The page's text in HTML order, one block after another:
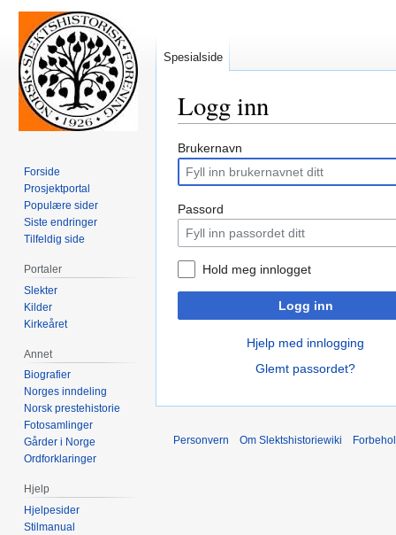
Logg inn
Hopp
navigering
Hopp
søk
Brukernavn
Passord
Hold meg innlogget
Logg inn
Hjelp med innlogging
Glemt passordet?
Spesialside
Forside
Prosjektportal
Populære sider
Siste endringer
Tilfeldig side
Portaler
Slekter
Kilder
Kirkeåret
Annet
Biografier
Norges inndeling
Norsk prestehistorie
Fotosamlinger
Gårder i Norge
Ordforklaringer
Hjelp
Hjelpesider
Stilmanual
Personvern Om Slektshistoriewiki